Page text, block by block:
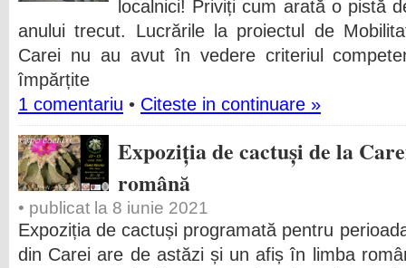
localnici! Priviți cum arată o pistă
anului trecut. Lucrările la proiectul de
Carei nu au avut în vedere criteriul
împărțite
1 comentariu • Citeste in continuare »
Expoziția de cactuși de la
română
• publicat la 8 iunie 2021
Expoziția de cactuși programată pentru
din Carei are de astăzi și un afiș în limba